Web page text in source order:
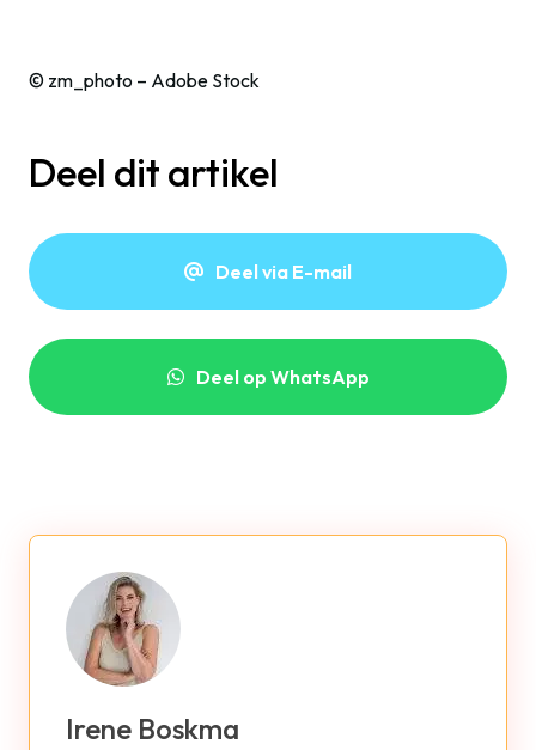
© zm_photo – Adobe Stock
Deel dit artikel
Deel via E-mail
Deel op WhatsApp
Irene Boskma